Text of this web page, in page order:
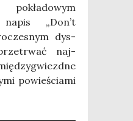
napis „Don’t
dys­
naj­
powie­ścia­mi